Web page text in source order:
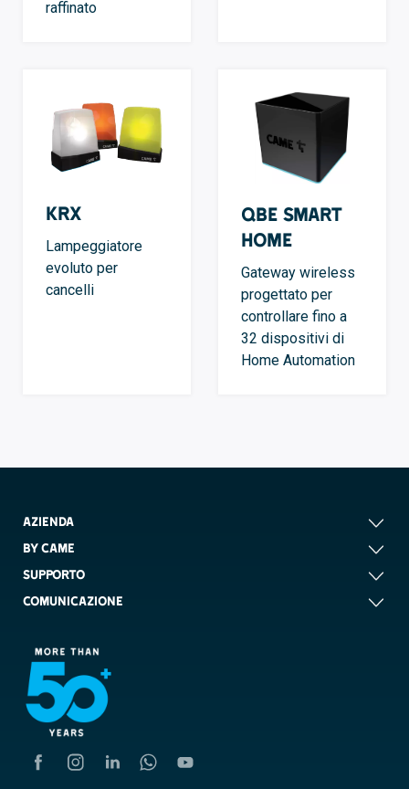
raffinato
KRX
Lampeggiatore
evoluto per
cancelli
QBE Smart
Home
Gateway wireless
progettato per
controllare fino a
32 dispositivi di
Home Automation
AZIENDA
BY CAME
SUPPORTO
COMUNICAZIONE